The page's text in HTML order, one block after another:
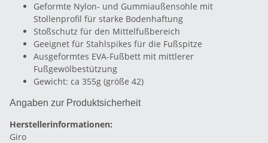
Geformte Nylon- und Gummiaußensohle mit
Stollenprofil für starke Bodenhaftung
Stoßschutz für den Mittelfußbereich
Geeignet für Stahlspikes für die Fußspitze
Ausgeformtes EVA-Fußbett mit mittlerer
Fußgewölbestützung
Gewicht: ca 355g (größe 42)
Angaben zur Produktsicherheit
Herstellerinformationen:
Giro